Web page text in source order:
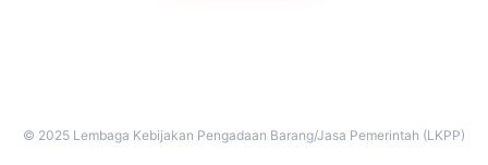
© 2025 Lembaga Kebijakan Pengadaan Barang/Jasa Pemerintah (LKPP)